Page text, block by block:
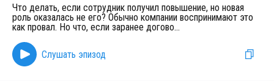
Что делать, если сотрудник получил повышение, но новая
роль оказалась не его? Обычно компании воспринимают это
как провал. Но что, если заранее догово...
Слушать эпизод